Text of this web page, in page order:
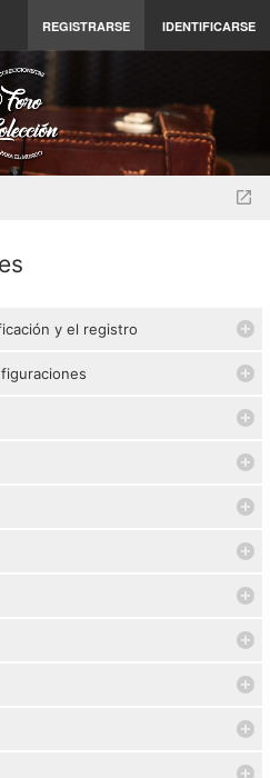
REGISTRARSE IDENTIFICARSE
y el registro